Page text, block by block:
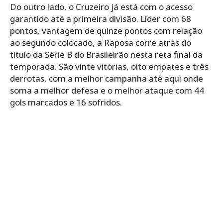
Do outro lado, o Cruzeiro já está com o acesso
garantido até a primeira divisão. Líder com 68
pontos, vantagem de quinze pontos com relação
ao segundo colocado, a Raposa corre atrás do
título da Série B do Brasileirão nesta reta final da
temporada. São vinte vitórias, oito empates e três
derrotas, com a melhor campanha até aqui onde
soma a melhor defesa e o melhor ataque com 44
gols marcados e 16 sofridos.